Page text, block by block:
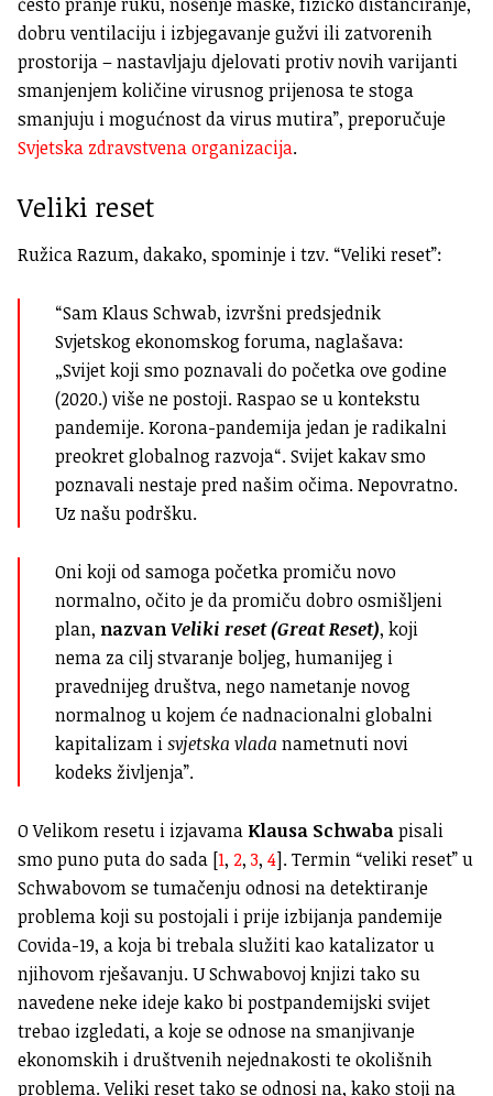
dobru ventilaciju i izbjegavanje gužvi ili zatvorenih
prostorija – nastavljaju djelovati protiv novih varijanti
smanjenjem količine virusnog prijenosa te stoga
smanjuju i mogućnost da virus mutira”, preporučuje
Svjetska zdravstvena organizacija.
Veliki reset
Ružica Razum, dakako, spominje i tzv. “Veliki reset”:
“Sam Klaus Schwab, izvršni predsjednik
Svjetskog ekonomskog foruma, naglašava:
„Svijet koji smo poznavali do početka ove godine
(2020.) više ne postoji. Raspao se u kontekstu
pandemije. Korona-pandemija jedan je radikalni
preokret globalnog razvoja“. Svijet kakav smo
poznavali nestaje pred našim očima. Nepovratno.
Uz našu podršku.
Oni koji od samoga početka promiču novo
normalno, očito je da promiču dobro osmišljeni
plan, nazvanVeliki reset (Great Reset), koji
nema za cilj stvaranje boljeg, humanijeg i
pravednijeg društva, nego nametanje novog
normalnog u kojem će nadnacionalni globalni
kapitalizam isvjetska vlada nametnuti novi
kodeks življenja”.
O Velikom resetu i izjavama Klausa Schwabapisali
smo puno puta do sada [1, 2, 3, 4]. Termin “veliki reset” u
Schwabovom se tumačenju odnosi na detektiranje
problema koji su postojali i prije izbijanja pandemije
Covida-19, a koja bi trebala služiti kao katalizator u
njihovom rješavanju. U Schwabovoj knjizi tako su
navedene neke ideje kako bi postpandemijski svijet
trebao izgledati, a koje se odnose na smanjivanje
ekonomskih i društvenih nejednakosti te okolišnih
problema. Veliki reset tako se odnosi na, kako stoji na